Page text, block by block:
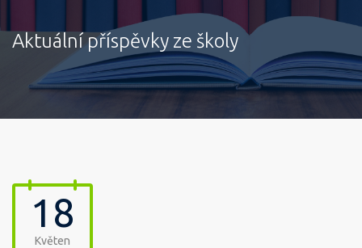
Aktuální příspěvky ze školy
18
Květen